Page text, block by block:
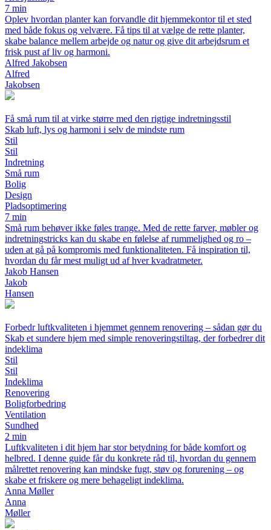
7 min
Oplev hvordan planter kan forvandle dit hjemmekontor til et sted
med både fokus og velvære. Få tips til at vælge de rette planter,
skabe balance mellem arbejde og natur og give dit arbejdsrum et
frisk pust af liv og harmoni.
Alfred Jakobsen
Alfred
Jakobsen
Få små rum til at virke større med den rigtige indretningsstil
Skab luft, lys og harmoni i selv de mindste rum
Stil
Stil
Indretning
Små rum
Bolig
Design
Pladsoptimering
7 min
Små rum behøver ikke føles trange. Med de rette farver, møbler og
indretningstricks kan du skabe en følelse af rummelighed og ro –
uden at gå på kompromis med funktionaliteten. Få inspiration til,
hvordan du får mest muligt ud af hver kvadratmeter.
Jakob Hansen
Jakob
Hansen
Forbedr luftkvaliteten i hjemmet gennem renovering – sådan gør du
Skab et sundere hjem med simple renoveringstiltag, der forbedrer dit
indeklima
Stil
Stil
Indeklima
Renovering
Boligforbedring
Ventilation
Sundhed
2 min
Luftkvaliteten i dit hjem har stor betydning for både komfort og
helbred. I denne guide får du konkrete råd til, hvordan du gennem
målrettet renovering kan mindske fugt, støv og forurening – og
skabe et friskere og mere behageligt indeklima.
Anna Møller
Anna
Møller